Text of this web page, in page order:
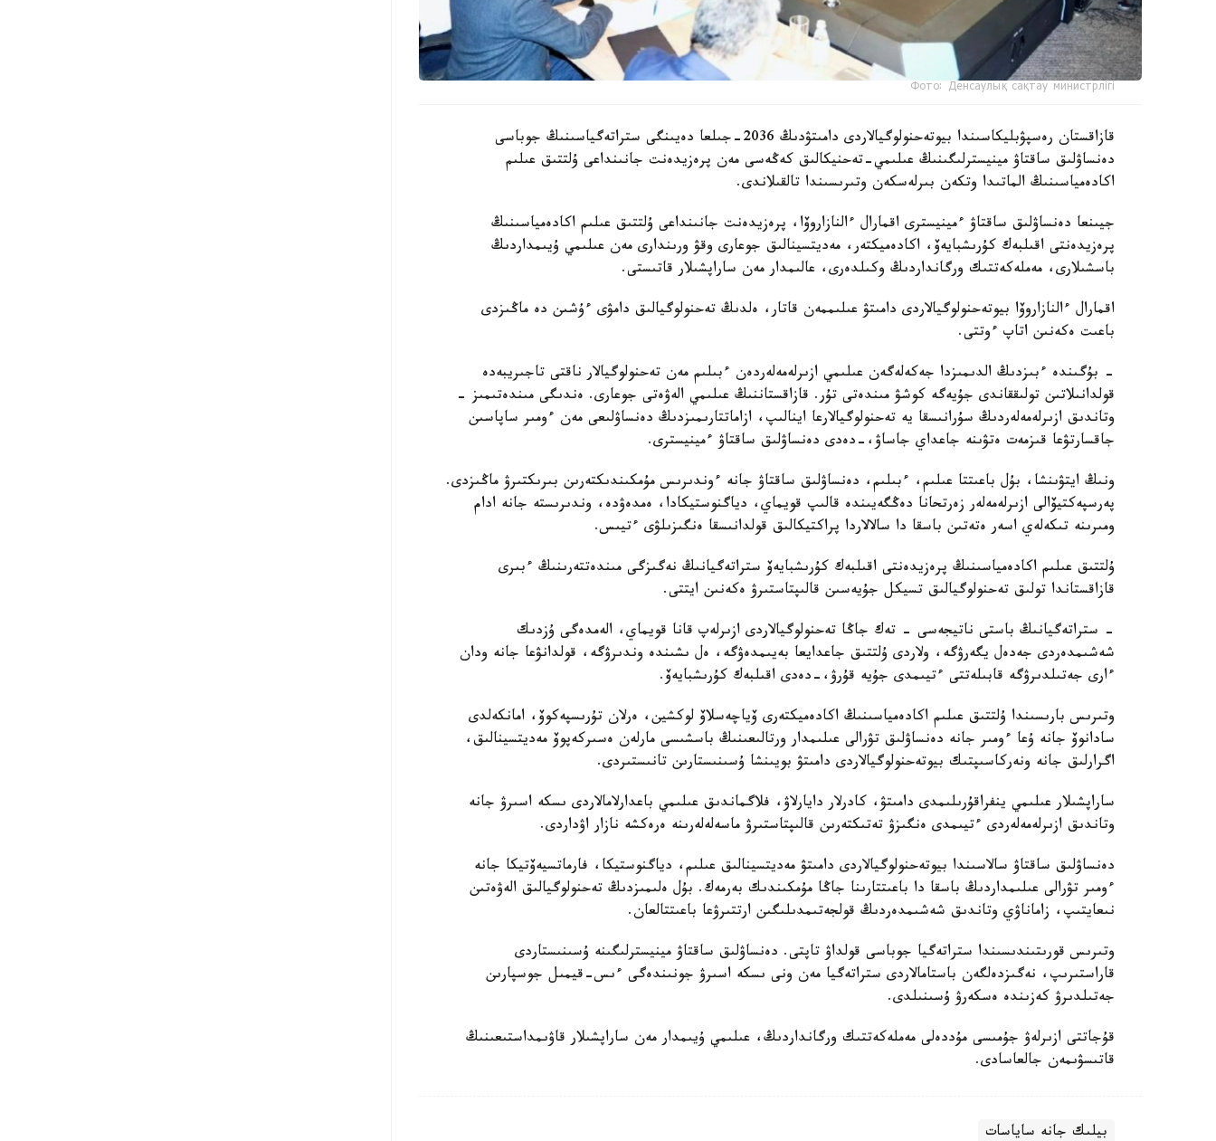
Фото: Денсаулық сақтау министрлігі
قازاقستان رەسپۋبليكاسىندا بيوتەحنولوگيالاردى دامىتۋدىڭ 2036-جىلعا دەيىنگى ستراتەگياسىنىڭ جوباسى
دەنساۋلىق ساقتاۋ مينيسترلىگىنىڭ عىلىمي-تەحنيكالىق كەڭەسى مەن پرەزيدەنت جانىنداعى ۇلتتىق عىلىم
اكادەمياسىنىڭ الماتىدا وتكەن بىرلەسكەن وتىرىسىندا تالقىلاندى.
جيىنعا دەنساۋلىق ساقتاۋ ءمينيسترى اقمارال ءالنازاروۆا، پرەزيدەنت جانىنداعى ۇلتتىق عىلىم اكادەمياسىنىڭ
پرەزيدەنتى اقىلبەك كۇرىشبايەۆ، اكادەميكتەر، مەديتسينالىق جوعارى وقۋ ورىندارى مەن عىلىمي ۇيىمداردىڭ
باسشىلارى، مەملەكەتتىك ورگانداردىڭ وكىلدەرى، عالىمدار مەن ساراپشىلار قاتىستى.
اقمارال ءالنازاروۆا بيوتەحنولوگيالاردى دامىتۋ عىلىممەن قاتار، ەلدىڭ تەحنولوگيالىق دامۋى ءۇشىن دە ماڭىزدى
باعىت ەكەنىن اتاپ ءوتتى.
- بۇگىندە ءبىزدىڭ الدىمىزدا جەكەلەگەن عىلىمي ازىرلەمەلەردەن ءبىلىم مەن تەحنولوگيالار ناقتى تاجىريبەدە
قولدانىلاتىن تولىققاندى جۇيەگە كوشۋ مىندەتى تۇر. قازاقستاننىڭ عىلىمي الەۋەتى جوعارى. ەندىگى مىندەتىمىز -
وتاندىق ازىرلەمەلەردىڭ سۇرانىسقا يە تەحنولوگيالارعا اينالىپ، ازاماتتارىمىزدىڭ دەنساۋلىعى مەن ءومىر ساپاسىن
جاقسارتۋعا قىزمەت ەتۋىنە جاعداي جاساۋ،-دەدى دەنساۋلىق ساقتاۋ ءمينيسترى.
ونىڭ ايتۋىنشا، بۇل باعىتتا عىلىم، ءبىلىم، دەنساۋلىق ساقتاۋ جانە ءوندىرىس مۇمكىندىكتەرىن بىرىكتىرۋ ماڭىزدى.
پەرسپەكتيۆالى ازىرلەمەلەر زەرتحانا دەڭگەيىندە قالىپ قويماي، دياگنوستيكادا، ەمدەۋدە، وندىرىستە جانە ادام
ومىرىنە تىكەلەي اسەر ەتەتىن باسقا دا سالالاردا پراكتيكالىق قولدانىسقا ەنگىزىلۋى ءتيىس.
ۇلتتىق عىلىم اكادەمياسىنىڭ پرەزيدەنتى اقىلبەك كۇرىشبايەۆ ستراتەگيانىڭ نەگىزگى مىندەتتەرىنىڭ ءبىرى
قازاقستاندا تولىق تەحنولوگيالىق تسيكل جۇيەسىن قالىپتاستىرۋ ەكەنىن ايتتى.
- ستراتەگيانىڭ باستى ناتيجەسى - تەك جاڭا تەحنولوگيالاردى ازىرلەپ قانا قويماي، الەمدەگى ۇزدىك
شەشىمدەردى جەدەل يگەرۋگە، ولاردى ۇلتتىق جاعدايعا بەيىمدەۋگە، ەل ىشىندە وندىرۋگە، قولدانۋعا جانە ودان
ءارى جەتىلدىرۋگە قابىلەتتى ءتيىمدى جۇيە قۇرۋ،-دەدى اقىلبەك كۇرىشبايەۆ.
وتىرىس بارىسىندا ۇلتتىق عىلىم اكادەمياسىنىڭ اكادەميكتەرى ۆياچەسلاۆ لوكشين، ەرلان تۇرىسپەكوۆ، امانكەلدى
سادانوۆ جانە ۇعا ءومىر جانە دەنساۋلىق تۋرالى عىلىمدار ورتالىعىنىڭ باسشىسى مارلەن ەسىركەپوۆ مەديتسينالىق،
اگرارلىق جانە ونەركاسىپتىك بيوتەحنولوگيالاردى دامىتۋ بويىنشا ۇسىنىستارىن تانىستىردى.
ساراپشىلار عىلىمي ينفراقۇرىلىمدى دامىتۋ، كادرلار دايارلاۋ، فلاگماندىق عىلىمي باعدارلامالاردى ىسكە اسىرۋ جانە
وتاندىق ازىرلەمەلەردى ءتيىمدى ەنگىزۋ تەتىكتەرىن قالىپتاستىرۋ ماسەلەلەرىنە ەرەكشە نازار اۋداردى.
دەنساۋلىق ساقتاۋ سالاسىندا بيوتەحنولوگيالاردى دامىتۋ مەديتسينالىق عىلىم، دياگنوستيكا، فارماتسيەۆتيكا جانە
ءومىر تۋرالى عىلىمداردىڭ باسقا دا باعىتتارىنا جاڭا مۇمكىندىك بەرمەك. بۇل ەلىمىزدىڭ تەحنولوگيالىق الەۋەتىن
نىعايتىپ، زاماناۋي وتاندىق شەشىمدەردىڭ قولجەتىمدىلىگىن ارتتىرۋعا باعىتتالعان.
وتىرىس قورىتىندىسىندا ستراتەگيا جوباسى قولداۋ تاپتى. دەنساۋلىق ساقتاۋ مينيسترلىگىنە ۇسىنىستاردى
قاراستىرىپ، نەگىزدەلگەن باستامالاردى ستراتەگيا مەن ونى ىسكە اسىرۋ جونىندەگى ءىس-قيمىل جوسپارىن
جەتىلدىرۋ كەزىندە ەسكەرۋ ۇسىنىلدى.
قۇجاتتى ازىرلەۋ جۇمىسى مۇددەلى مەملەكەتتىك ورگانداردىڭ، عىلىمي ۇيىمدار مەن ساراپشىلار قاۋىمداستىعىنىڭ
قاتىسۋىمەن جالعاسادى.
بيلىك جانە ساياسات